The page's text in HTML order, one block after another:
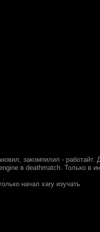
закомпилил -
в deathmatch. Только в
начал xary изучать